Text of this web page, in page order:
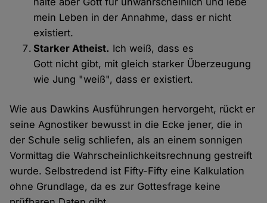
mein Leben in der Annahme, dass er nicht
existiert.
Starker Atheist. Ich weiß, dass es
Gott nicht gibt, mit gleich starker Überzeugung
wie Jung "weiß", dass er existiert.
Wie aus Dawkins Ausführungen hervorgeht, rückt er
seine Agnostiker bewusst in die Ecke jener, die in
der Schule selig schliefen, als an einem sonnigen
Vormittag die Wahrscheinlichkeitsrechnung gestreift
wurde. Selbstredend ist Fifty-Fifty eine Kalkulation
ohne Grundlage, da es zur Gottesfrage keine